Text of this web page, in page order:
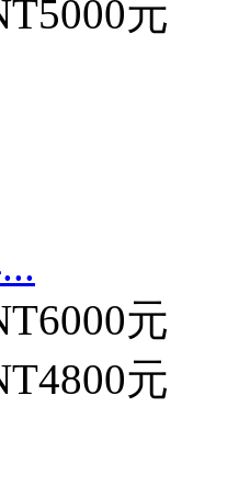
元
元
元